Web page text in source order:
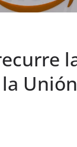
Unión